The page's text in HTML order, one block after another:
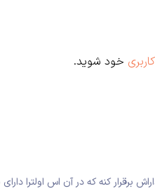
خود شوید.
برقرار کنه که در آن اس اولترا